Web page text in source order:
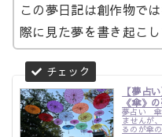
この夢日記は創作物で
際に見た夢を書き起こし
【夢占
《傘》
夢占い 傘
ませんが
るのが傘